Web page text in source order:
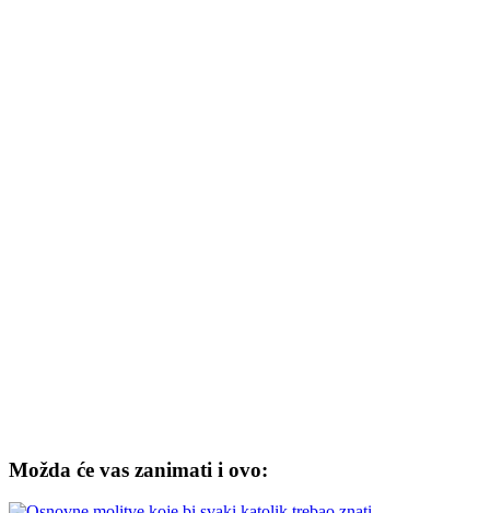
Možda će vas zanimati i ovo: